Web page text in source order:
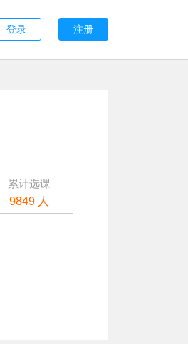
登录 注册
累计选课
9849 人